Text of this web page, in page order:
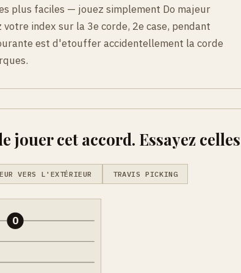
plus faciles — jouez simplement Do majeur
index sur la 3e corde, 2e case, pendant
est d'etouffer accidentellement la corde
jouer cet accord. Essayez
VERS L'EXTÉRIEUR TRAVIS PICKING
0